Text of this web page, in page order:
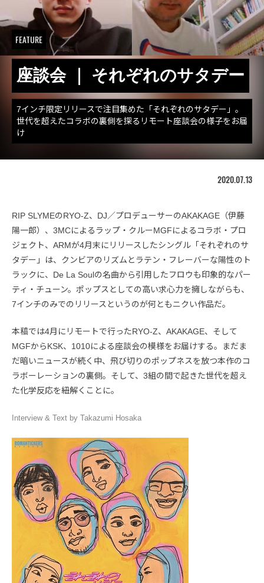
FEATURE
座談会 ｜ それぞれのサタデー
7インチ限定リリースで注目集めた「それぞれのサタデー」。
世代を超えたコラボの裏側を探るリモート座談会の様子をお届
け
2020.07.13
RIP SLYMEのRYO-Z、DJ／プロデューサーのAKAKAGE（伊藤
陽一郎）、3MCによるラップ・クルーMGFによるコラボ・プロ
ジェクト、ARMが4月末にリリースしたシングル「それぞれのサ
タデー」は、クンビアのリズムとラテン・フレーバーな陽性のト
ラックに、De La Soulの名曲から引用したフロウも印象的なパー
ティ・チューン。ポップスとしての高い求心力を擁しながらも、
7インチのみでのリリースというのが何ともニクい作品だ。
本稿では4月にリモートで行ったRYO-Z、AKAKAGE、そして
MGFからKSK、1010による座談会の模様をお届けする。まだま
だ暗いニュースが続く中、飛び切りのポップネスを放つ本作のコ
ラボーレーションの裏側。そして、3組の間で起きた世代を超え
た化学反応を紐解くことに。
Interview & Text by Takazumi Hosaka